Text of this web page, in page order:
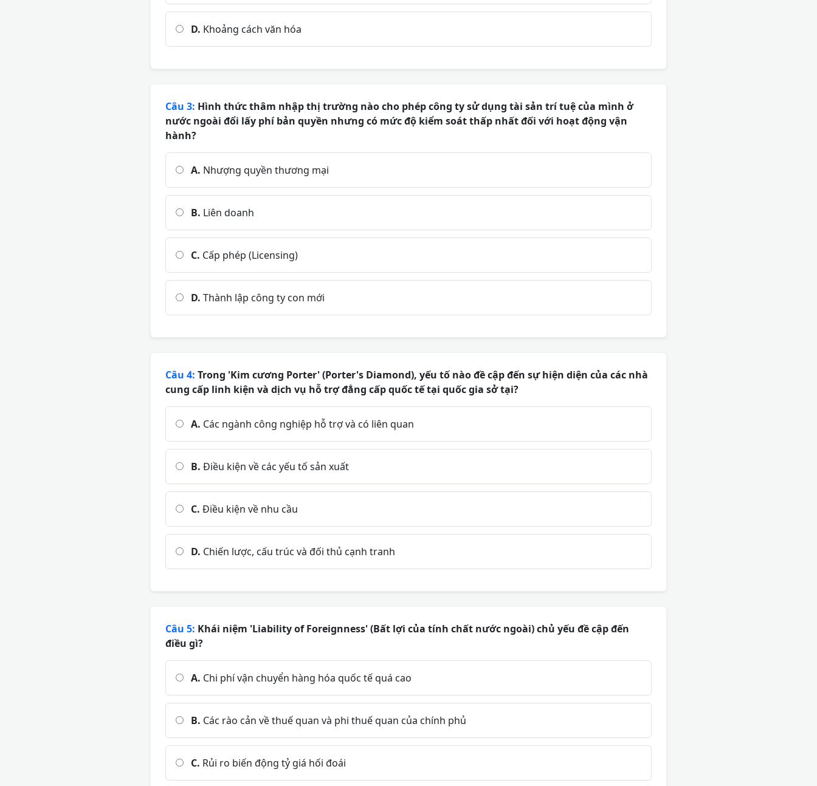
D. Khoảng cách văn hóa
Câu 3: Hình thức thâm nhập thị trường nào cho phép công ty sử dụng tài sản trí tuệ của mình ở
nước ngoài đổi lấy phí bản quyền nhưng có mức độ kiểm soát thấp nhất đối với hoạt động vận
hành?
A. Nhượng quyền thương mại
B. Liên doanh
C. Cấp phép (Licensing)
D. Thành lập công ty con mới
Câu 4: Trong 'Kim cương Porter' (Porter's Diamond), yếu tố nào đề cập đến sự hiện diện của các nhà
cung cấp linh kiện và dịch vụ hỗ trợ đẳng cấp quốc tế tại quốc gia sở tại?
A. Các ngành công nghiệp hỗ trợ và có liên quan
B. Điều kiện về các yếu tố sản xuất
C. Điều kiện về nhu cầu
D. Chiến lược, cấu trúc và đối thủ cạnh tranh
Câu 5: Khái niệm 'Liability of Foreignness' (Bất lợi của tính chất nước ngoài) chủ yếu đề cập đến
điều gì?
A. Chi phí vận chuyển hàng hóa quốc tế quá cao
B. Các rào cản về thuế quan và phi thuế quan của chính phủ
C. Rủi ro biến động tỷ giá hối đoái